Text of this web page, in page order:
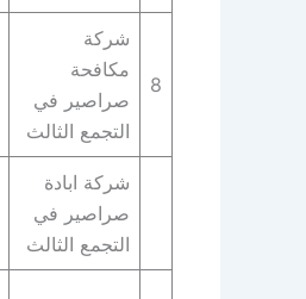
8
شركة
مكافحة
صراصير في
التجمع الثالث
شركة ابادة
صراصير في
التجمع الثالث